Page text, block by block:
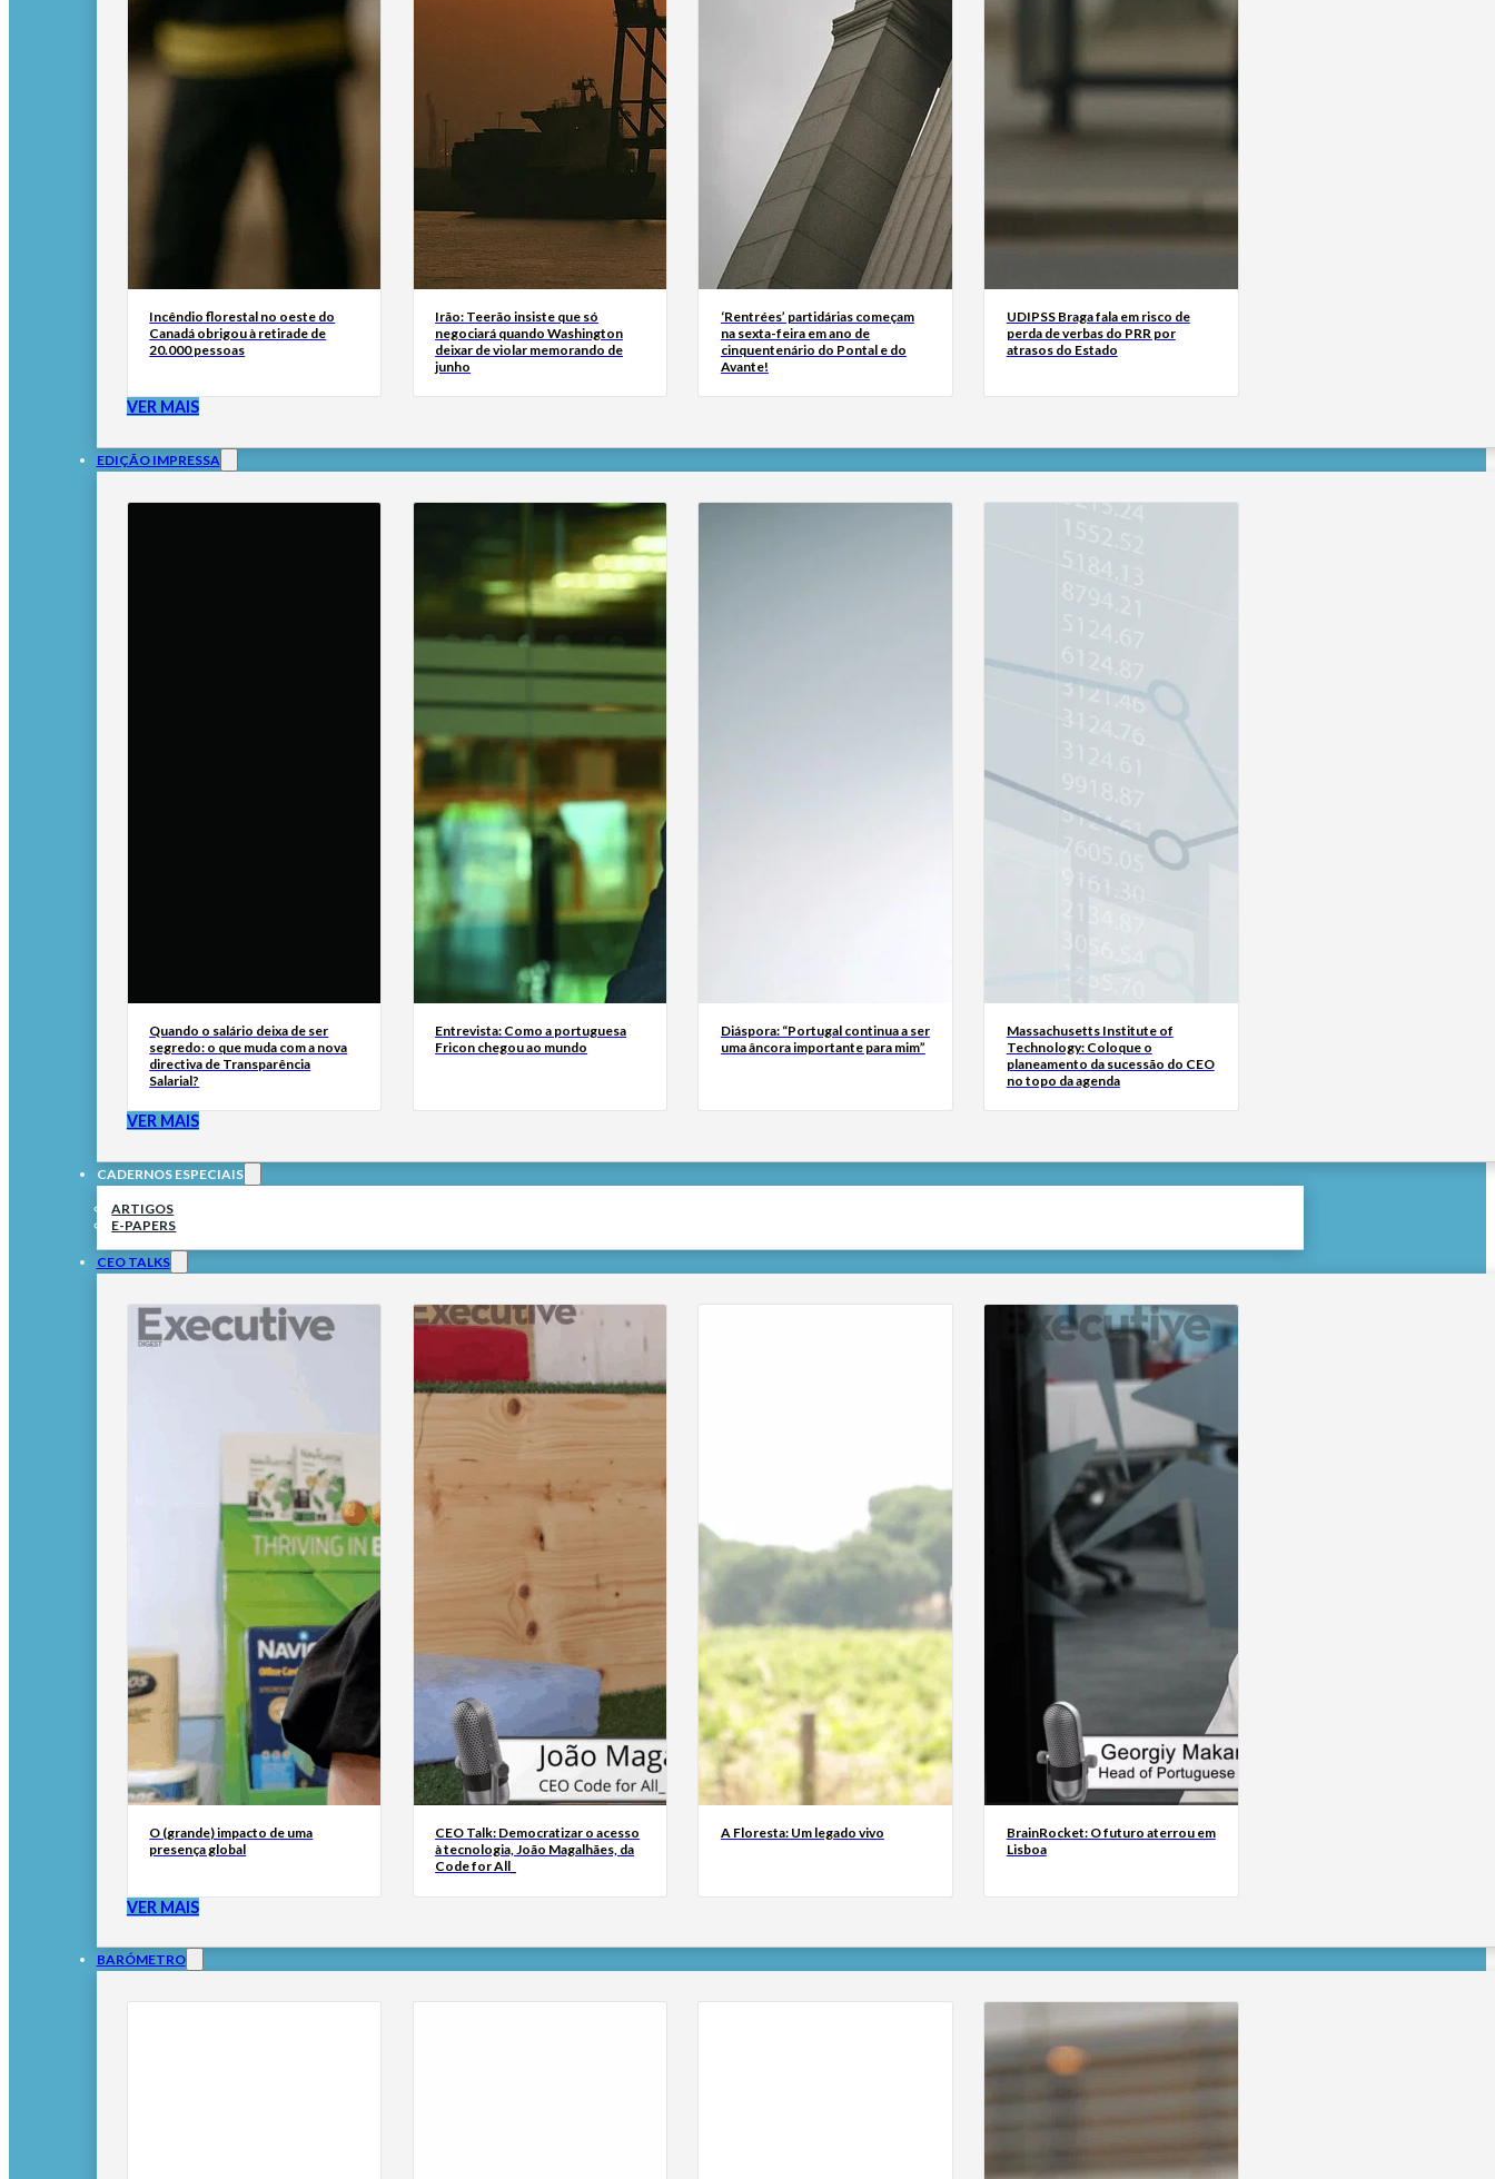
Incêndio florestal no oeste do
Canadá obrigou à retirade de
20.000 pessoas
Irão: Teerão insiste que só
negociará quando Washington
deixar de violar memorando de
junho
‘Rentrées’ partidárias começam
na sexta-feira em ano de
cinquentenário do Pontal e do
Avante!
UDIPSS Braga fala em risco de
perda de verbas do PRR por
atrasos do Estado
VER MAIS
EDIÇÃO IMPRESSA
Quando o salário deixa de ser
segredo: o que muda com a nova
directiva de Transparência
Salarial?
Entrevista: Como a portuguesa
Fricon chegou ao mundo
Diáspora: “Portugal continua a ser
uma âncora importante para mim”
Massachusetts Institute of
Technology: Coloque o
planeamento da sucessão do CEO
no topo da agenda
VER MAIS
CADERNOS ESPECIAIS
ARTIGOS
E-PAPERS
CEO TALKS
O (grande) impacto de uma
presença global
CEO Talk: Democratizar o acesso
à tecnologia, João Magalhães, da
Code for All_
A Floresta: Um legado vivo
BrainRocket: O futuro aterrou em
Lisboa
VER MAIS
BARÓMETRO